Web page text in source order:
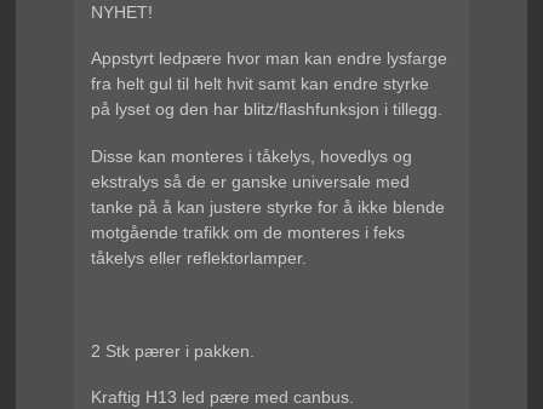
NYHET!
Appstyrt ledpære hvor man kan endre lysfarge
fra helt gul til helt hvit samt kan endre styrke
på lyset og den har blitz/flashfunksjon i tillegg.
Disse kan monteres i tåkelys, hovedlys og
ekstralys så de er ganske universale med
tanke på å kan justere styrke for å ikke blende
motgående trafikk om de monteres i feks
tåkelys eller reflektorlamper.
2 Stk pærer i pakken.
Kraftig H13 led pære med canbus.